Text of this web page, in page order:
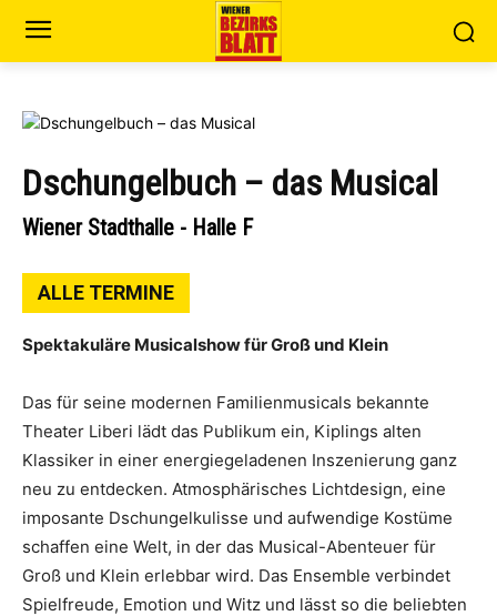
Dschungelbuch – das Musical
Wiener Stadthalle - Halle F
ALLE TERMINE
Spektakuläre Musicalshow für Groß und Klein
Das für seine modernen Familienmusicals bekannte
Theater Liberi lädt das Publikum ein, Kiplings alten
Klassiker in einer energiegeladenen Inszenierung ganz
neu zu entdecken. Atmosphärisches Lichtdesign, eine
imposante Dschungelkulisse und aufwendige Kostüme
schaffen eine Welt, in der das Musical-Abenteuer für
Groß und Klein erlebbar wird. Das Ensemble verbindet
Spielfreude, Emotion und Witz und lässt so die beliebten